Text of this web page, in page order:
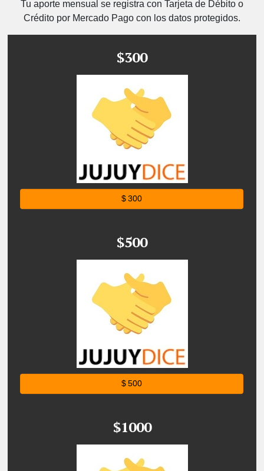
Tu aporte mensual se registra con Tarjeta de Débito o
Crédito por Mercado Pago con los datos protegidos.
$300
$ 300
$500
$ 500
$1000